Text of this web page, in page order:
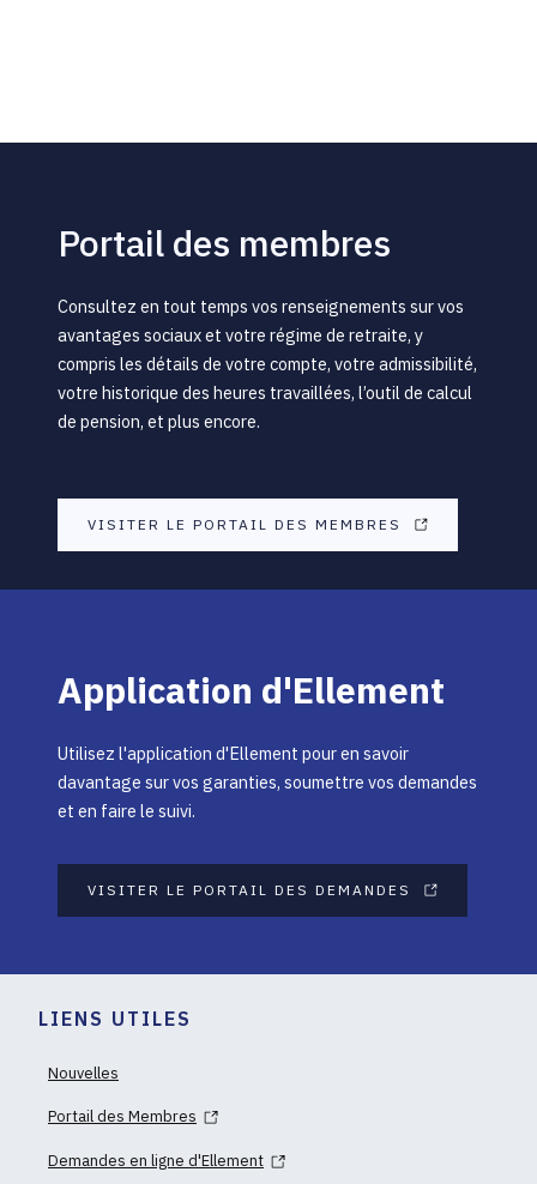
Portail des membres
Consultez en tout temps vos renseignements sur vos
avantages sociaux et votre régime de retraite, y
compris les détails de votre compte, votre admissibilité,
votre historique des heures travaillées, l’outil de calcul
de pension, et plus encore.
VISITER LE PORTAIL DES MEMBRES
Application d'Ellement
Utilisez l'application d'Ellement pour en savoir
davantage sur vos garanties, soumettre vos demandes
et en faire le suivi.
VISITER LE PORTAIL DES DEMANDES
LIENS UTILES
Nouvelles
Portail des Membres
Demandes en ligne d'Ellement